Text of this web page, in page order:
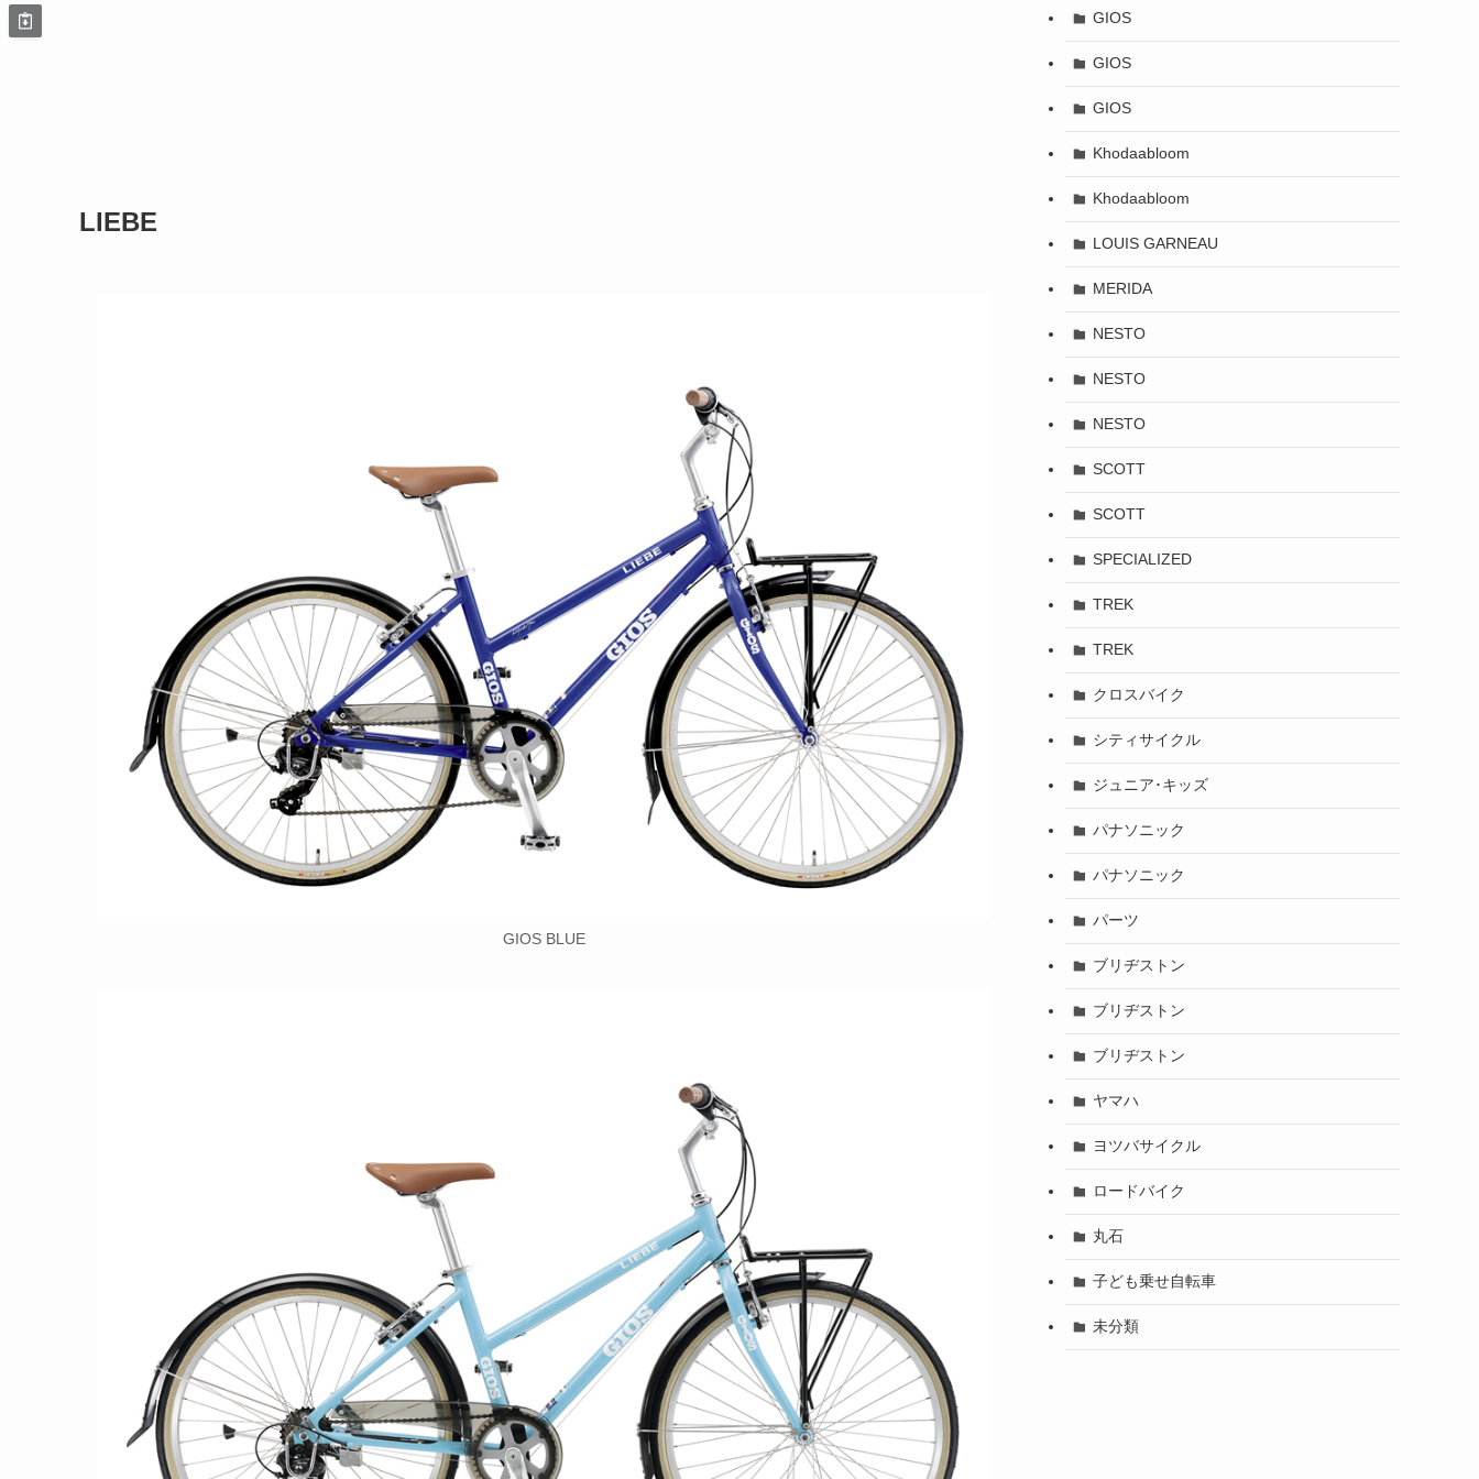
LIEBE
GIOS BLUE
GIOS
GIOS
GIOS
Khodaabloom
Khodaabloom
LOUIS GARNEAU
MERIDA
NESTO
NESTO
NESTO
SCOTT
SCOTT
SPECIALIZED
TREK
TREK
クロスバイク
シティサイクル
ジュニア･キッズ
パナソニック
パナソニック
パーツ
ブリヂストン
ブリヂストン
ブリヂストン
ヤマハ
ヨツバサイクル
ロードバイク
丸石
子ども乗せ自転車
未分類